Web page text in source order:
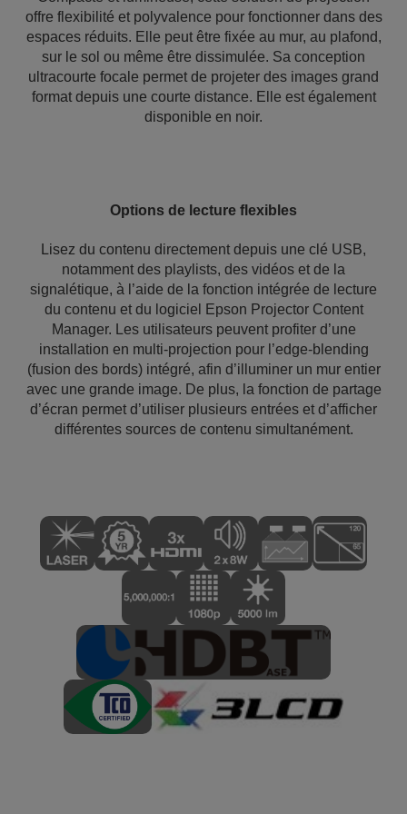
offre flexibilité et polyvalence pour fonctionner dans des
espaces réduits. Elle peut être fixée au mur, au plafond,
sur le sol ou même être dissimulée. Sa conception
ultracourte focale permet de projeter des images grand
format depuis une courte distance. Elle est également
disponible en noir.
Options de lecture flexibles
Lisez du contenu directement depuis une clé USB,
notamment des playlists, des vidéos et de la
signalétique, à l’aide de la fonction intégrée de lecture
du contenu et du logiciel Epson Projector Content
Manager. Les utilisateurs peuvent profiter d’une
installation en multi-projection pour l’edge-blending
(fusion des bords) intégré, afin d’illuminer un mur entier
avec une grande image. De plus, la fonction de partage
d’écran permet d’utiliser plusieurs entrées et d’afficher
différentes sources de contenu simultanément.